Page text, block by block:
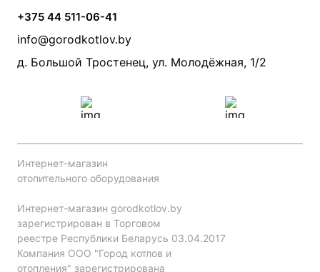
Камины и печи
Дымоходы
Акции
Производители
Монтаж систем отопления
Прайс по монтажу систем отопления
Проект систем отопления
+375 44 511-06-41
info@gorodkotlov.by
д. Большой Тростенец, ул. Молодёжная, 1/2
Интернет-магазин
отопительного оборудования
Интернет-магазин gorodkotlov.by
зарегистрирован в Торговом
реестре Республики Беларусь 03.04.2017
Компания ООО "Город котлов и
отопления" зарегистрирована